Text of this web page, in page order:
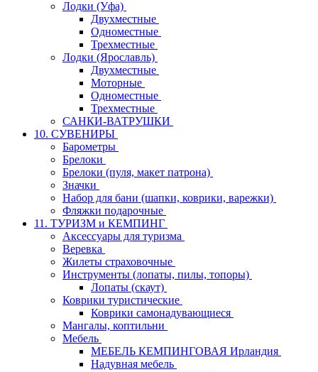
Лодки (Уфа)
Двухместные
Одноместные
Трехместные
Лодки (Ярославль)
Двухместные
Моторные
Одноместные
Трехместные
САНКИ-ВАТРУШКИ
10. СУВЕНИРЫ
Барометры
Брелоки
Брелоки (пуля, макет патрона)
Значки
Набор для бани (шапки, коврики, варежки)
Фляжки подарочные
11. ТУРИЗМ и КЕМПИНГ
Аксессуары для туризма
Веревка
Жилеты страховочные
Инструменты (лопаты, пилы, топоры)
Лопаты (скаут)
Коврики туристические
Коврики самонадувающиеся
Мангалы, коптильни
Мебель
МЕБЕЛЬ КЕМПИНГОВАЯ Ирландия
Надувная мебель